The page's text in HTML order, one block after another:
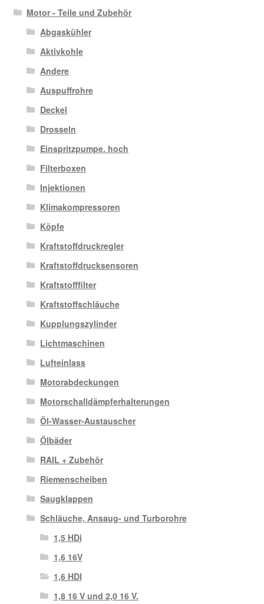
Motor - Teile und Zubehör
Abgaskühler
Aktivkohle
Andere
Auspuffrohre
Deckel
Drosseln
Einspritzpumpe. hoch
Filterboxen
Injektionen
Klimakompressoren
Köpfe
Kraftstoffdruckregler
Kraftstoffdrucksensoren
Kraftstofffilter
Kraftstoffschläuche
Kupplungszylinder
Lichtmaschinen
Lufteinlass
Motorabdeckungen
Motorschalldämpferhalterungen
Öl-Wasser-Austauscher
Ölbäder
RAIL + Zubehör
Riemenscheiben
Saugklappen
Schläuche, Ansaug- und Turborohre
1,5 HDi
1,6 16V
1,6 HDI
1,8 16 V und 2,0 16 V.